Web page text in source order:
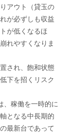
アウト（貸玉の
が必ずしも収益
が低くなるほ
れやすくなりま
され、飽和状態
下を招くリスク
、稼働を一時的に
となる中長期的
最新台であって